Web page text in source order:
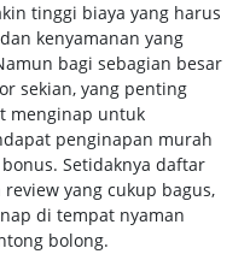
tinggi biaya yang harus
kenyamanan yang
bagi sebagian besar
sekian, yang penting
menginap untuk
penginapan murah
Setidaknya daftar
yang cukup bagus,
di tempat nyaman
bolong.